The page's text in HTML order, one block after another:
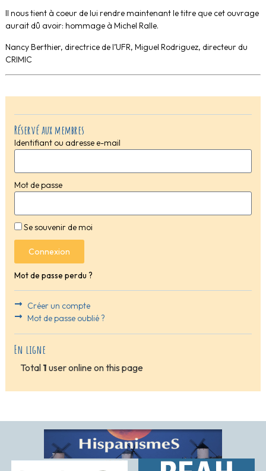
Réservé aux membres
Identifiant ou adresse e-mail
Mot de passe
Se souvenir de moi
Connexion
Mot de passe perdu ?
Créer un compte
Mot de passe oublié ?
En ligne
Total 1 user online on this page
Il nous tient à coeur de lui rendre maintenant le titre que cet ouvrage
aurait dû avoir: hommage à Michel Ralle.
Nancy Berthier, directrice de l’UFR, Miguel Rodriguez, directeur du
CRIMIC